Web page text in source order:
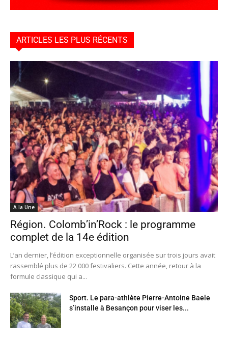
ARTICLES LES PLUS RÉCENTS
A la Une
Région. Colomb’in’Rock : le programme
complet de la 14e édition
L’an dernier, l’édition exceptionnelle organisée sur trois jours avait
rassemblé plus de 22 000 festivaliers. Cette année, retour à la
formule classique qui a...
Sport. Le para-athlète Pierre-Antoine Baele
s’installe à Besançon pour viser les...